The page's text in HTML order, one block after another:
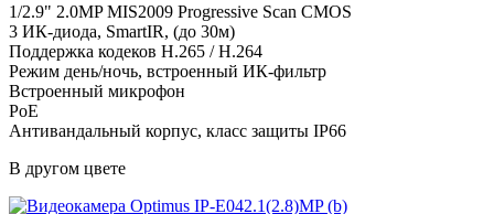
1/2.9" 2.0MP MIS2009 Progressive Scan CMOS
3 ИК-диода, SmartIR, (до 30м)
Поддержка кодеков H.265 / H.264
Режим день/ночь, встроенный ИК-фильтр
Встроенный микрофон
PoE
Антивандальный корпус, класс защиты IР66
В другом цвете